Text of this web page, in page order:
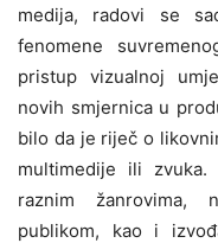
medija, radovi se
fenomene
pristup vizualnoj
novih smjernica u
bilo da je riječ o
multimedije ili zvuka.
raznim žanrovima,
publikom, kao i